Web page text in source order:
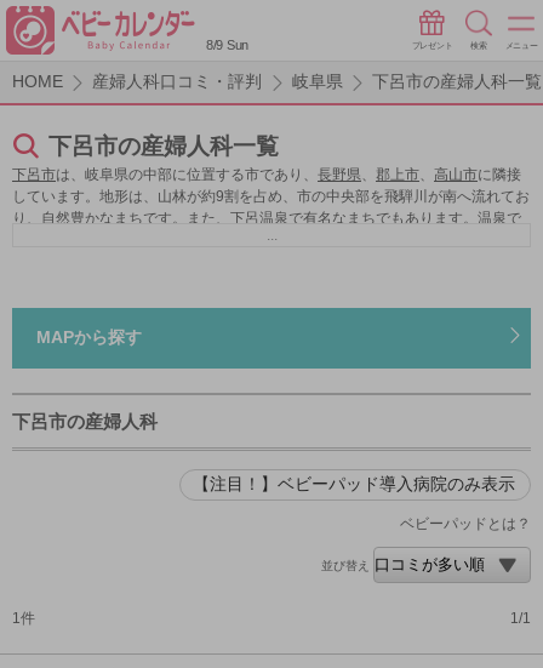
8/9 Sun プレゼント 検索 メニュー
HOME 産婦人科口コミ・評判 岐阜県 下呂市の産婦人科一覧
下呂市の産婦人科一覧
下呂市は、岐阜県の中部に位置する市であり、 長野県、 郡上市、 高山市に隣接
しています。地形は、山林が約9割を占め、市の中央部を飛騨川が南へ流れてお
り、自然豊かなまちです。また、下呂温泉で有名なまちでもあります。温泉で
有名なことから、観光関連産業が盛んです。下呂温泉だけでなく、濁河温泉、
おり、充実した子育て支援として、第３子保育料無料化や、子育て支援センタ
ーを設け、親と子のふれあいの場「子育て広場」を開催しており、子育ての悩
み等の相談も受け付けています。
細やかにサポートしています。産婦人科は、岐阜県立下呂温泉病院や個人の医
院があり、、妊娠から出産まで、産婦人科選びに困りません。
...
MAPから探す
下呂市の産婦人科
【注目！】ベビーパッド導入病院のみ表示
ベビーパッドとは？
並び替え
1件 1/1